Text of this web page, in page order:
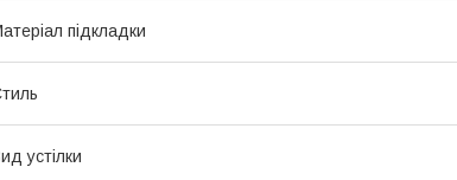
підкладки
устілки